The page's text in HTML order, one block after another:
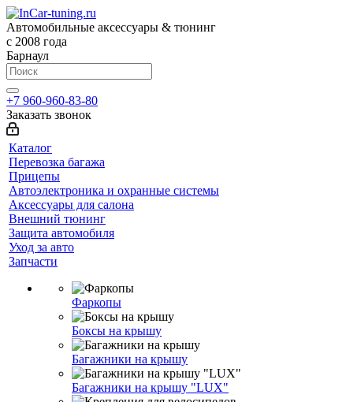
Автомобильные аксессуары & тюнинг
с 2008 года
Барнаул
+7 960-960-83-80
Заказать звонок
Каталог
Перевозка багажа
Прицепы
Автоэлектроника и охранные системы
Аксессуары для салона
Внешний тюнинг
Защита автомобиля
Уход за авто
Запчасти
Фаркопы
Боксы на крышу
Багажники на крышу
Багажники на крышу "LUX"